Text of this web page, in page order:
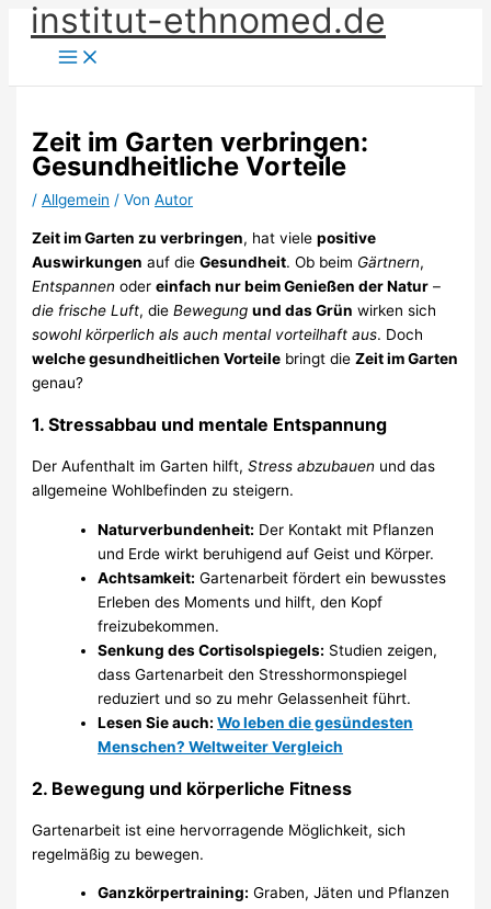
Zum
Inhalt
springen
institut-ethnomed.de
Zeit im Garten verbringen:
Gesundheitliche Vorteile
/Allgemein / VonAutor
Zeit im Garten zu verbringen, hat vielepositive
Auswirkungen auf dieGesundheit. Ob beim Gärtnern,
Entspannen odereinfach nur beim Genießen der Natur –
die frische Luft, dieBewegung und das Grün wirken sich
sowohl körperlich als auch mental vorteilhaft aus. Doch
welche gesundheitlichen Vorteile bringt dieZeit im Garten
genau?
1. Stressabbau und mentale Entspannung
Der Aufenthalt im Garten hilft,Stress abzubauen und das
allgemeine Wohlbefinden zu steigern.
Naturverbundenheit: Der Kontakt mit Pflanzen
und Erde wirkt beruhigend auf Geist und Körper.
Achtsamkeit: Gartenarbeit fördert ein bewusstes
Erleben des Moments und hilft, den Kopf
freizubekommen.
Senkung des Cortisolspiegels: Studien zeigen,
dass Gartenarbeit den Stresshormonspiegel
reduziert und so zu mehr Gelassenheit führt.
Lesen Sie auch:Wo leben die gesündesten
Menschen? Weltweiter Vergleich
2. Bewegung und körperliche Fitness
Gartenarbeit ist eine hervorragende Möglichkeit, sich
regelmäßig zu bewegen.
Ganzkörpertraining: Graben, Jäten und Pflanzen